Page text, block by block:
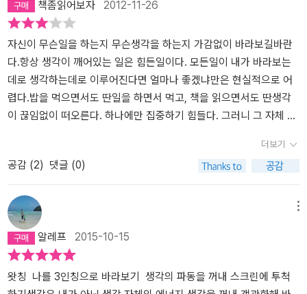
책좀읽어보자 2012-11-26
자신이 무슨일을 하는지 무슨생각을 하는지 가감없이 바라보길바란
다.항상 생각이 깨어있는 일은 힘든일이다. 모든일이 내가 바라보는
데로 생각하는데로 이루어진다면 얼마나 좋겠냐만은 현실적으로 어
렵다.밥을 먹으면서도 딴일을 하면서 먹고, 책을 읽으면서도 딴생각
이 끊임없이 떠오른다. 하나에만 집중하기 힘들다. 그러니 그 자체 그
하기 힘든데, 생각을 무슨수로 제어한단말인가?그러니 있는 그대로
바라보고 받아들이는것은 힘든일이다. 도를 닦아야 되는게 아닐까싶
다. 마음의 수양이 절대로 필요하다는 생각이든다.
더보기
공감 (2) 댓글 (0)
알레프 2015-10-15
왓칭 나를 3인칭으로 바라보기 생각의 파동을 꺼내 스크린에 투척